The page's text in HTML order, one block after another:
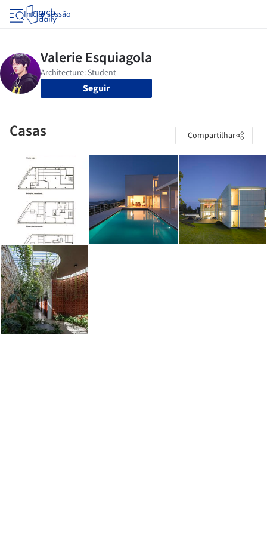
Iniciar sessão
Seguir
Casas Compartilhar